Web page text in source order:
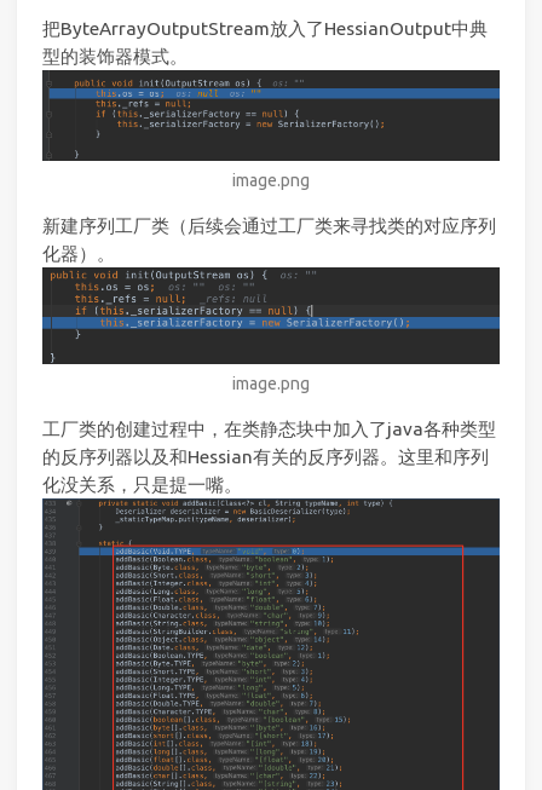
把ByteArrayOutputStream放入了HessianOutput中典
型的装饰器模式。
image.png
新建序列工厂类（后续会通过工厂类来寻找类的对应序列
化器）。
image.png
工厂类的创建过程中，在类静态块中加入了java各种类型
的反序列器以及和Hessian有关的反序列器。这里和序列
化没关系，只是提一嘴。